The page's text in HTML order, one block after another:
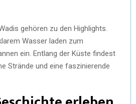
gehören zu den Highlights.
Wasser laden zum
ein. Entlang der Küste findest
Strände und eine faszinierende